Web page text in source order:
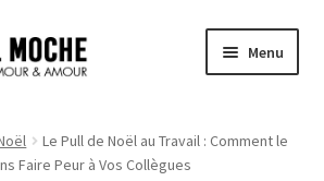
Menu
Le Pull de Noël au Travail : Comment le
Faire Peur à Vos Collègues